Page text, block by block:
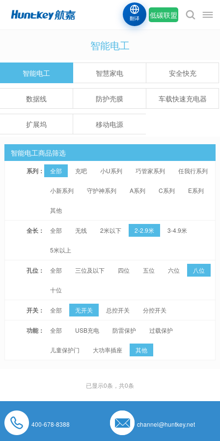
低碳联盟
翻译
智能电工
智能电工 智慧家电 安全快充
数据线 防护壳膜 车载快速充电器
扩展坞 移动电源
智能电工商品筛选
系列： 全部 充吧 小U系列 巧管家系列 任我行系列
小新系列 守护神系列 A系列 C系列 E系列
其他
全长： 全部 无线 2米以下 2-2.9米 3-4.9米
5米以上
孔位： 全部 三位及以下 四位 五位 六位 八位
十位
开关： 全部 无开关 总控开关 分控开关
功能： 全部 USB充电 防雷保护 过载保护
儿童保护门 大功率插座 其他
已显示0条，共0条
400-678-8388 channel@huntkey.net